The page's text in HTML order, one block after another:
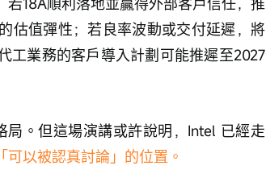
估值彈性；若良率波動或交付延遲，將
工業務的客戶導入計劃可能推遲至2027
。但這場演講或許說明，Intel 已經走
可以被認真討論」的位置。